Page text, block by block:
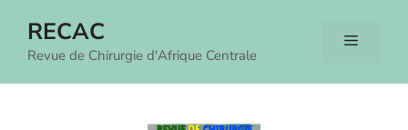
RECAC
Revue de Chirurgie d'Afrique Centrale